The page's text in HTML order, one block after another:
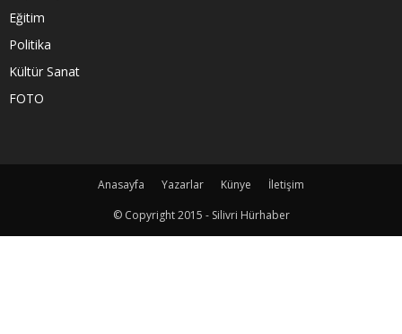
Eğitim
Politika
Kültür Sanat
FOTO
Anasayfa Yazarlar Künye
İletişim
© Copyright 2015 - Silivri Hürhaber